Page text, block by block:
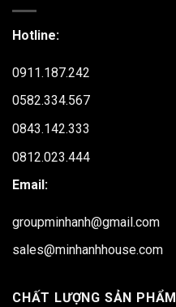
Hotline:
0911.187.242
0582.334.567
0843.142.333
0812.023.444
Email:
groupminhanh@gmail.com
sales@minhanhhouse.com
CHẤT LƯỢNG SẢN PHẨM